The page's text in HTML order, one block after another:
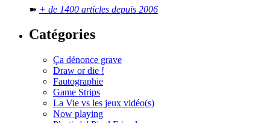
➽ + de 1400 articles depuis 2006
Catégories
Ça dénonce grave
Draw or die !
Fautographie
Game Strips
La Vie vs les jeux vidéo(s)
Now playing